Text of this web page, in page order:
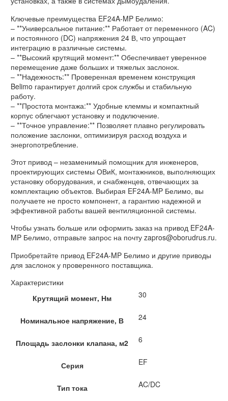
Ключевые преимущества EF24A-MP Белимо:
– **Универсальное питание:** Работает от переменного (AC)
и постоянного (DC) напряжения 24 В, что упрощает
интеграцию в различные системы.
– **Высокий крутящий момент:** Обеспечивает уверенное
перемещение даже больших и тяжелых заслонок.
– **Надежность:** Проверенная временем конструкция
Belimo гарантирует долгий срок службы и стабильную
работу.
– **Простота монтажа:** Удобные клеммы и компактный
корпус облегчают установку и подключение.
– **Точное управление:** Позволяет плавно регулировать
положение заслонки, оптимизируя расход воздуха и
энергопотребление.
Этот привод – незаменимый помощник для инженеров,
проектирующих системы ОВиК, монтажников, выполняющих
установку оборудования, и снабженцев, отвечающих за
комплектацию объектов. Выбирая EF24A-MP Белимо, вы
получаете не просто компонент, а гарантию надежной и
эффективной работы вашей вентиляционной системы.
Чтобы узнать больше или оформить заказ на привод EF24A-
MP Белимо, отправьте запрос на почту zapros@oborudrus.ru.
Приобретайте привод EF24A-MP Белимо и другие приводы
для заслонок у проверенного поставщика.
Характеристики
Крутящий момент, Нм
30
Номинальное напряжение, В 24
Площадь заслонки клапана, м2 6
Серия EF
Тип тока AC/DC